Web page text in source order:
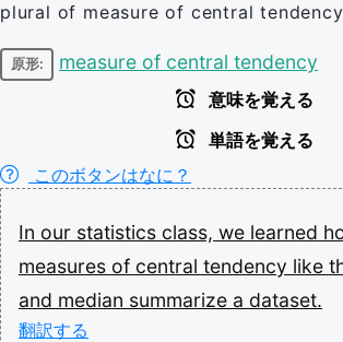
plural of measure of central tendency
原形: measure of central tendency
意味を覚える
単語を覚える
このボタンはなに？
In our statistics class, we learned
measures of central tendency like
and median summarize a dataset.
翻訳する